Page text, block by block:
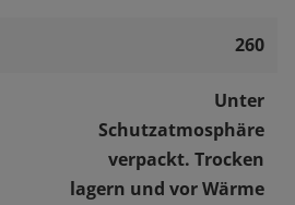
260
Unter
Schutzatmosphäre
verpackt. Trocken
lagern und vor Wärme